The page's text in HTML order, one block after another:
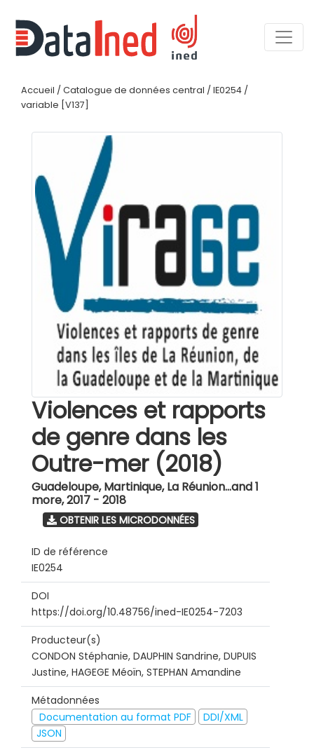
Accueil / Catalogue de données central / IE0254 /
variable [V137]
Violences et rapports
de genre dans les
Outre-mer (2018)
Guadeloupe, Martinique, La Réunion...and 1
more,2017 - 2018
OBTENIR LES MICRODONNÉES
ID de référence
IE0254
DOI
https://doi.org/10.48756/ined-IE0254-7203
Producteur(s)
CONDON Stéphanie, DAUPHIN Sandrine, DUPUIS
Justine, HAGEGE Méoïn, STEPHAN Amandine
Métadonnées
Documentation au format PDF
DDI/XML
JSON